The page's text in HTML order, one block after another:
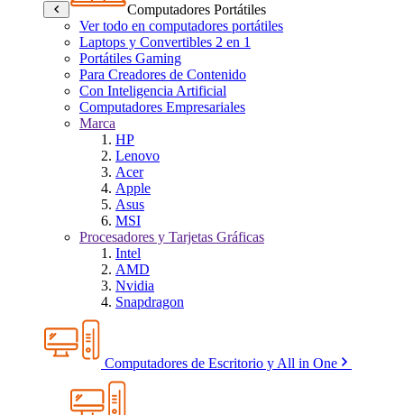
Computadores Portátiles
Ver todo en computadores portátiles
Laptops y Convertibles 2 en 1
Portátiles Gaming
Para Creadores de Contenido
Con Inteligencia Artificial
Computadores Empresariales
Marca
HP
Lenovo
Acer
Apple
Asus
MSI
Procesadores y Tarjetas Gráficas
Intel
AMD
Nvidia
Snapdragon
Computadores de Escritorio y All in One